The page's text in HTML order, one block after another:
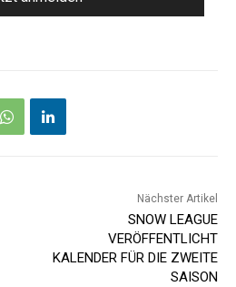
Nächster Artikel
SNOW LEAGUE
VERÖFFENTLICHT
KALENDER FÜR DIE ZWEITE
SAISON